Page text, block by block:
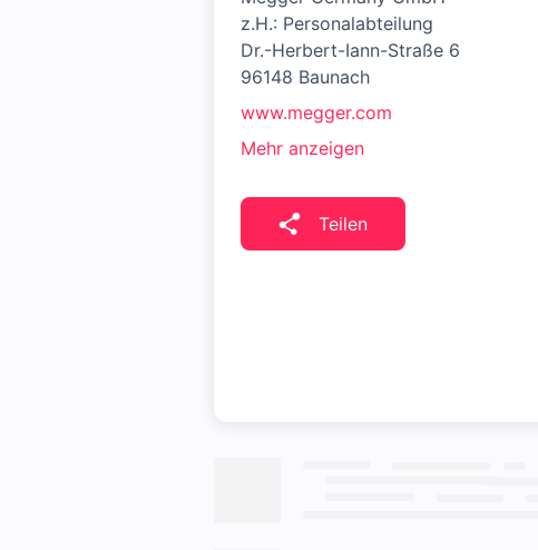
z.H.: Personalabteilung
Dr.-Herbert-Iann-Straße 6
96148 Baunach
www.megger.com
Mehr anzeigen
Teilen